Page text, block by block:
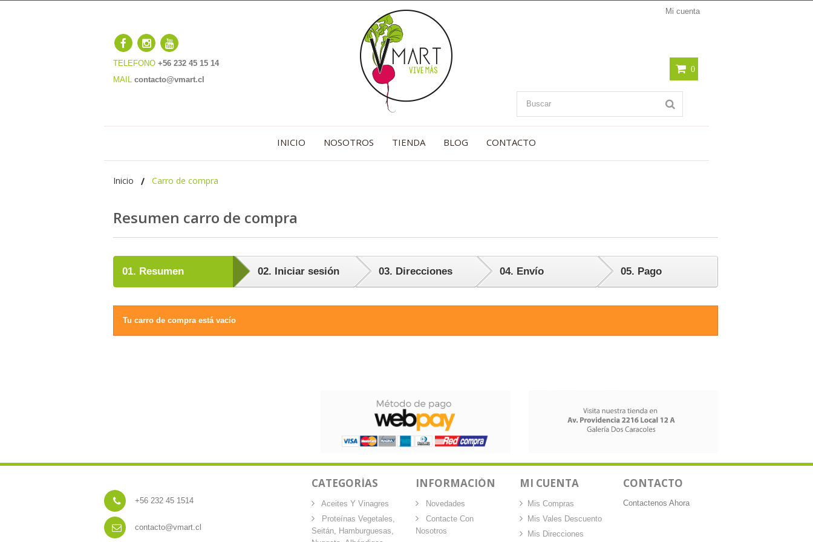
Mi cuenta
TELEFONO +56 232 45 15 14
MAIL contacto@vmart.cl
0
INICIO NOSOTROS TIENDA BLOG CONTACTO
Inicio Carro de compra
Resumen carro de compra
01. Resumen 02. Iniciar sesión 03. Direcciones 04. Envío 05. Pago
Tu carro de compra está vacío
+56 232 45 1514
contacto@vmart.cl
CATEGORÍAS
Aceites Y Vinagres
Proteínas Vegetales,
Seitán, Hamburguesas,
INFORMACIÓN
Novedades
Contacte Con
Nosotros
MI CUENTA
Mis Compras
Mis Vales Descuento
Mis Direcciones
CONTACTO
Contactenos Ahora